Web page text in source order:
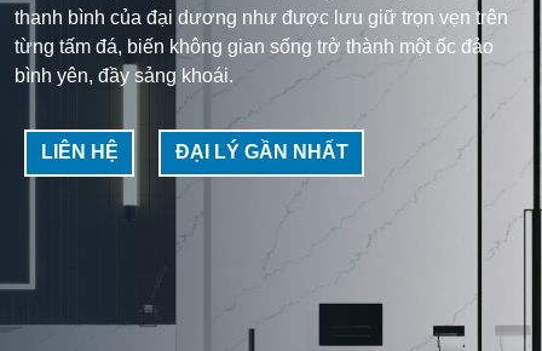
thanh bình của đại dương như được lưu giữ trọn vẹn trên
từng tấm đá, biến không gian sống trở thành một ốc đảo
bình yên, đầy sảng khoái.
LIÊN HỆ ĐẠI LÝ GẦN NHẤT